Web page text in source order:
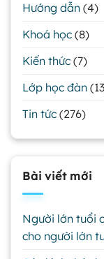
Hướng dẫn (4)
Khoá học (8)
Kiến thức (7)
Lớp học đàn
Tin tức (276)
Bài viết mới
Người lớn tuổi
cho người lớn